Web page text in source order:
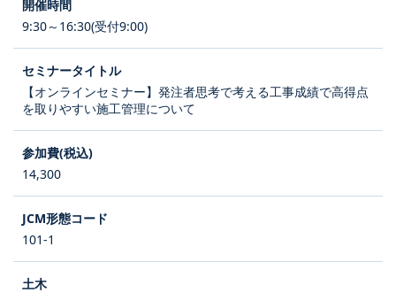
9:30～16:30(受付9:00)
【オンラインセミナー】発注者思考で考える工事成績で高得点
を取りやすい施工管理について
14,300
101-1